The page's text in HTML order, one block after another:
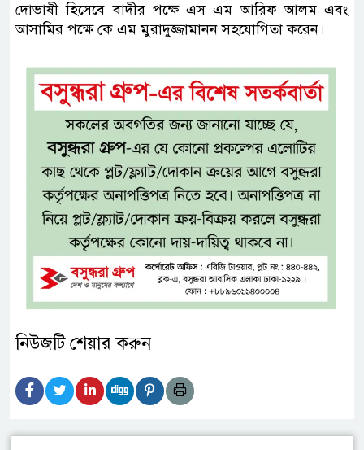
দোভাষী হিসেবে বাদীর পক্ষে এস এম আরিফ আলম এবং
আসামির পক্ষে কে এম মুরাদুজ্জামানন সহযোগিতা করেন।
নিউজটি শেয়ার করুন